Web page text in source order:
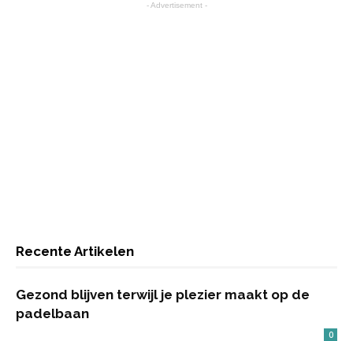
- Advertisement -
Recente Artikelen
Gezond blijven terwijl je plezier maakt op de
padelbaan
0